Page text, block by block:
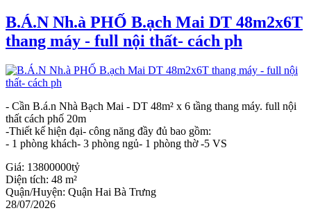
B.Á.N Nh.à PHỐ B.ạch Mai DT 48m2x6T
thang máy - full nội thất- cách ph
- Cần B.á.n Nhà Bạch Mai - DT 48m² x 6 tầng thang máy. full nội
thất cách phố 20m
-Thiết kế hiện đại- công năng đầy đủ bao gồm:
- 1 phòng khách- 3 phòng ngủ- 1 phòng thờ -5 VS
Giá: 13800000tỷ
Diện tích: 48 m²
Quận/Huyện: Quận Hai Bà Trưng
28/07/2026